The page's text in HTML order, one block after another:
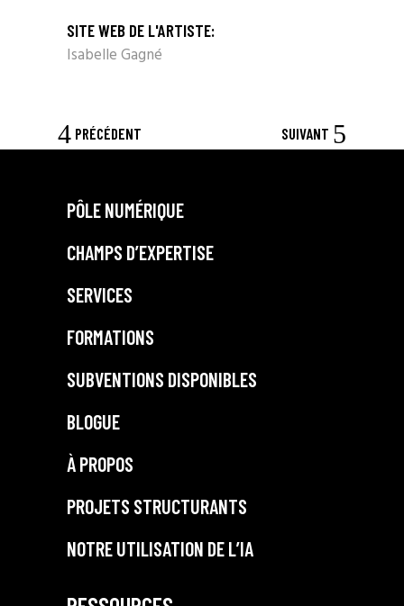
SITE WEB DE L'ARTISTE:
Isabelle Gagné
PRÉCÉDENT SUIVANT
PÔLE NUMÉRIQUE
CHAMPS D’EXPERTISE
SERVICES
FORMATIONS
SUBVENTIONS DISPONIBLES
BLOGUE
À PROPOS
PROJETS STRUCTURANTS
NOTRE UTILISATION DE L’IA